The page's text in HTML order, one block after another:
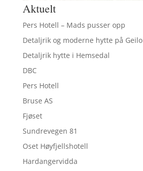
Aktuelt
Pers Hotell – Mads pusser opp
Detaljrik og moderne hytte på Geilo
Detaljrik hytte i Hemsedal
DBC
Pers Hotell
Bruse AS
Fjøset
Sundrevegen 81
Oset Høyfjellshotell
Hardangervidda